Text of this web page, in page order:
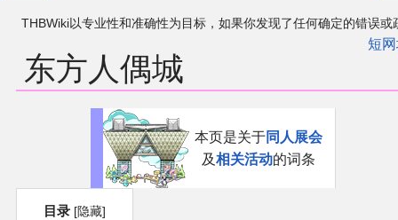
THBWiki以专业性和准确性为目标，如果你发现了任何确定的错误或
如果您是第一次来到这里，请点击右上角注册一
有任何意见、建议、求助、反馈都可以在
短
东方人偶城
航
索
本页是关于同人展会
及相关活动的词条
目录
东方Project
东方同人规约
沙盒（建议使用）
讨论板